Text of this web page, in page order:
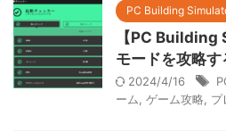
PC Building
【PC
モードを攻略す
2024/4/16
ーム
ゲーム攻略 プ